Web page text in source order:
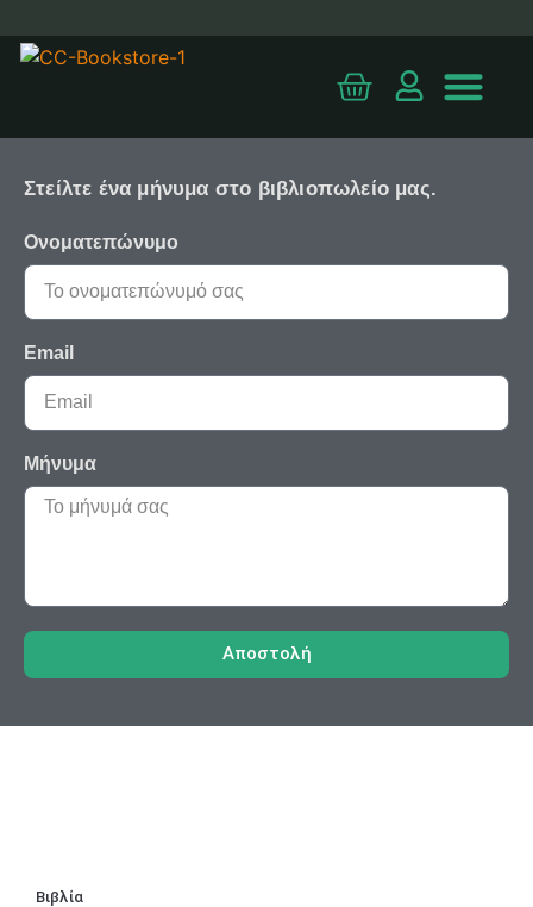
Στείλτε ένα μήνυμα στο βιβλιοπωλείο μας.
Ονοματεπώνυμο
Email
Μήνυμα
Αποστολή
Βιβλία